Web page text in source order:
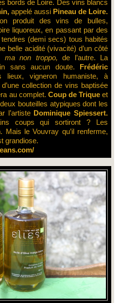
bords de Loire. Des vins blancs
appelé aussi Pineau de Loire.
produit des vins de bulles,
liquoreux, en passant par des
(demi secs) tous habités
belle acidité (vivacité) d’un côté
ma non troppo,de l’autre. La
sans aucun doute. Frédéric
vigneron humaniste, à
collection de vins baptisée
au complet. Coup de Trique et
bouteilles atypiques dont les
l’artiste Dominique Spiessert.
coups qui sortiront ? Les
Mais le Vouvray qu’il renferme,
grandiose.
com/